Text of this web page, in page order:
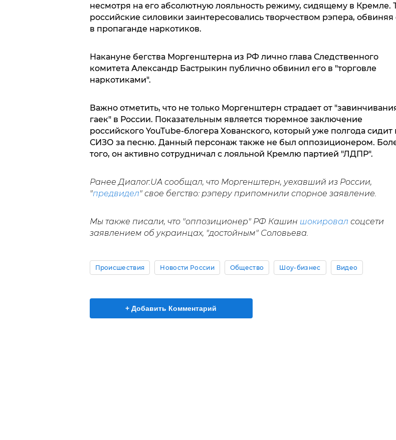
несмотря на его абсолютную лояльность режиму, сидящему в Кремле.
российские силовики заинтересовались творчеством рэпера, обвиняя
в пропаганде наркотиков.
Накануне бегства Моргенштерна из РФ лично глава Следственного
комитета Александр Бастрыкин публично обвинил его в "торговле
наркотиками".
Важно отметить, что не только Моргенштерн страдает от
гаек" в России. Показательным является тюремное заключение
российского YouTube-блогера Хованского, который уже полгода сидит
СИЗО за песню. Данный персонаж также не был оппозиционером.
того, он активно сотрудничал с лояльной Кремлю партией "ЛДПР".
Ранее Диалог.UA сообщал, что Моргенштерн, уехавший из России,
"предвидел" свое бегство: рэперу припомнили спорное заявление.
Мы также писали, что "оппозиционер" РФ Кашин шокировал соцсети
заявлением об украинцах, "достойным" Соловьева.
Происшествия Новости России Общество Шоу-бизнес Видео
+ Добавить Комментарий